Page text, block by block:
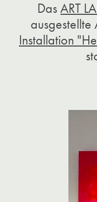
DasART
ausgestellte
Installation